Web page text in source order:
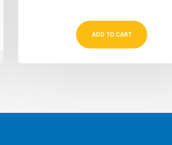
ADD TO CART